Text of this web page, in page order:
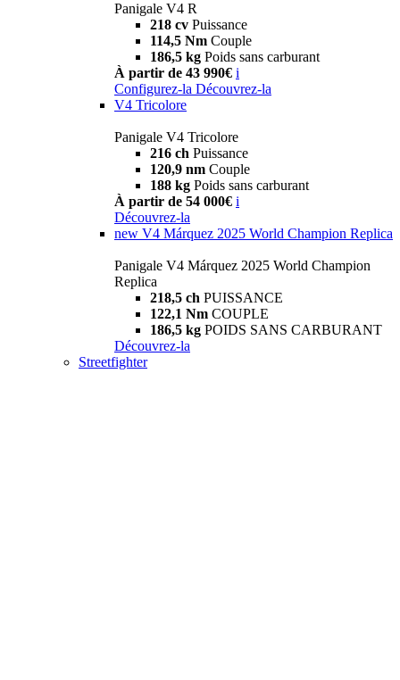
Panigale V4 R
218 cv Puissance
114,5 Nm Couple
186,5 kg Poids sans carburant
À partir de 43 990€ i
Configurez-la Découvrez-la
V4 Tricolore
Panigale V4 Tricolore
216 ch Puissance
120,9 nm Couple
188 kg Poids sans carburant
À partir de 54 000€ i
Découvrez-la
new V4 Márquez 2025 World Champion Replica
Panigale V4 Márquez 2025 World Champion
Replica
218,5 ch PUISSANCE
122,1 Nm COUPLE
186,5 kg POIDS SANS CARBURANT
Découvrez-la
Streetfighter